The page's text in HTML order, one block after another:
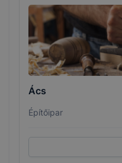
Ács
Építőipar